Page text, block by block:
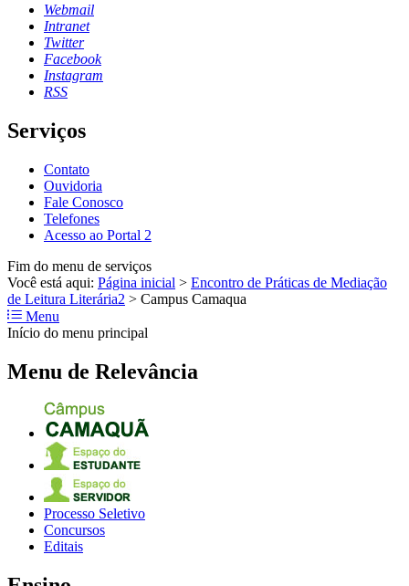
Webmail
Intranet
Twitter
Facebook
Instagram
RSS
Serviços
Contato
Ouvidoria
Fale Conosco
Telefones
Acesso ao Portal 2
Fim do menu de serviços
Você está aqui: Página inicial > Encontro de Práticas de Mediação
de Leitura Literária2 > Campus Camaqua
Menu
Início do menu principal
Menu de Relevância
Processo Seletivo
Concursos
Editais